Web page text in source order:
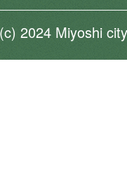
2024 Miyoshi